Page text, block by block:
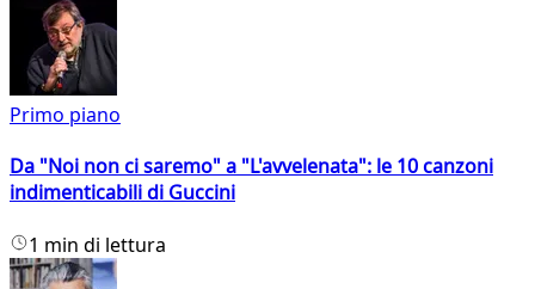
Primo piano
Da "Noi non ci saremo" a "L'avvelenata": le 10 canzoni
indimenticabili di Guccini
1 min di lettura